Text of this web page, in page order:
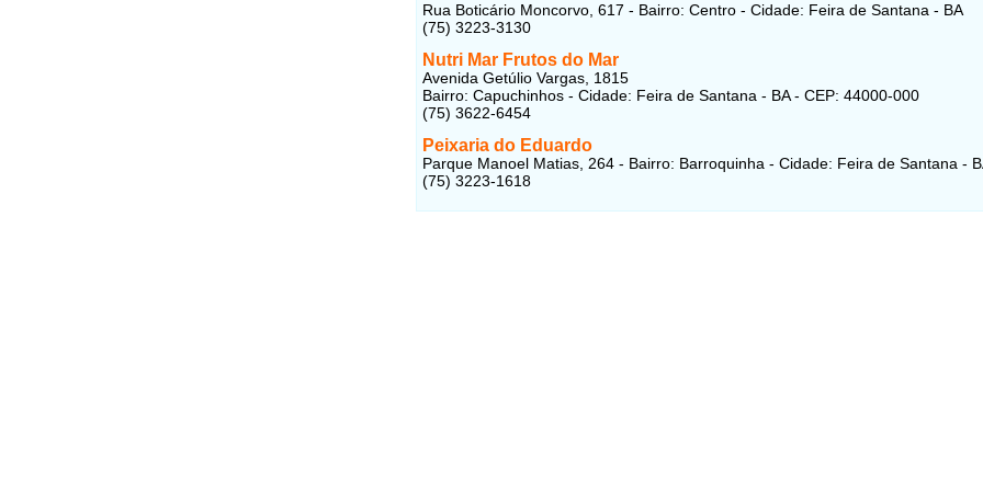
Rua Boticário Moncorvo, 617 - Bairro: Centro - Cidade: Feira de Santana - BA
(75) 3223-3130
Nutri Mar Frutos do Mar
Avenida Getúlio Vargas, 1815
Bairro: Capuchinhos - Cidade: Feira de Santana - BA - CEP: 44000-000
(75) 3622-6454
Peixaria do Eduardo
Parque Manoel Matias, 264 - Bairro: Barroquinha - Cidade: Feira de Santana -
(75) 3223-1618